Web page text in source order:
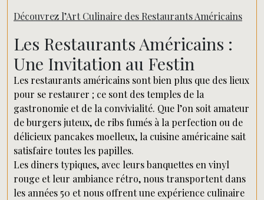
Découvrez l’Art Culinaire des Restaurants Américains
Les Restaurants Américains :
Une Invitation au Festin
Les restaurants américains sont bien plus que des lieux
pour se restaurer ; ce sont des temples de la
gastronomie et de la convivialité. Que l’on soit amateur
de burgers juteux, de ribs fumés à la perfection ou de
délicieux pancakes moelleux, la cuisine américaine sait
satisfaire toutes les papilles.
Les diners typiques, avec leurs banquettes en vinyl
rouge et leur ambiance rétro, nous transportent dans
les années 50 et nous offrent une expérience culinaire